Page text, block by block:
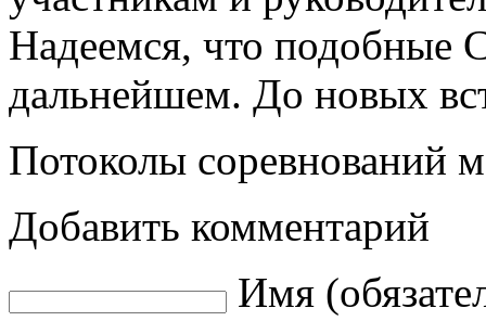
Надеемся, что подобные
дальнейшем. До новых
Потоколы соревнований
Добавить комментарий
Имя